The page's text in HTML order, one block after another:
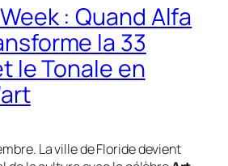
: Quand Alfa
la 33
le Tonale en
La ville de Floride devient